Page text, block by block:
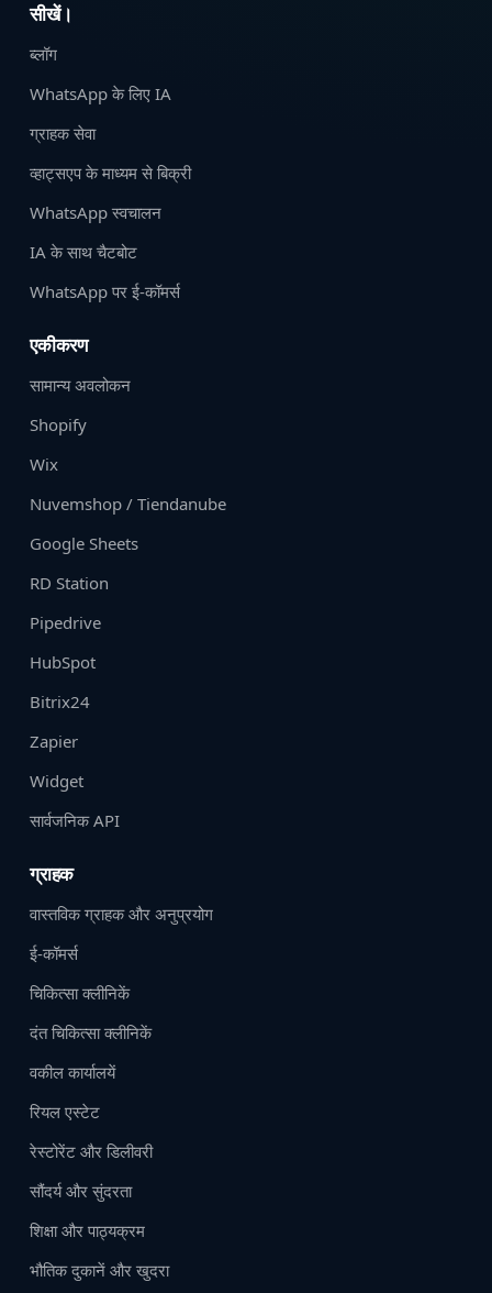
सीखें।
ब्लॉग
WhatsApp के लिए IA
ग्राहक सेवा
व्हाट्सएप के माध्यम से बिक्री
WhatsApp स्वचालन
IA के साथ चैटबोट
WhatsApp पर ई-कॉमर्स
एकीकरण
सामान्य अवलोकन
Shopify
Wix
Nuvemshop / Tiendanube
Google Sheets
RD Station
Pipedrive
HubSpot
Bitrix24
Zapier
Widget
सार्वजनिक API
ग्राहक
वास्तविक ग्राहक और अनुप्रयोग
ई-कॉमर्स
चिकित्सा क्लीनिकें
दंत चिकित्सा क्लीनिकें
वकील कार्यालयें
रियल एस्टेट
रेस्टोरेंट और डिलीवरी
सौंदर्य और सुंदरता
शिक्षा और पाठ्यक्रम
भौतिक दुकानें और खुदरा